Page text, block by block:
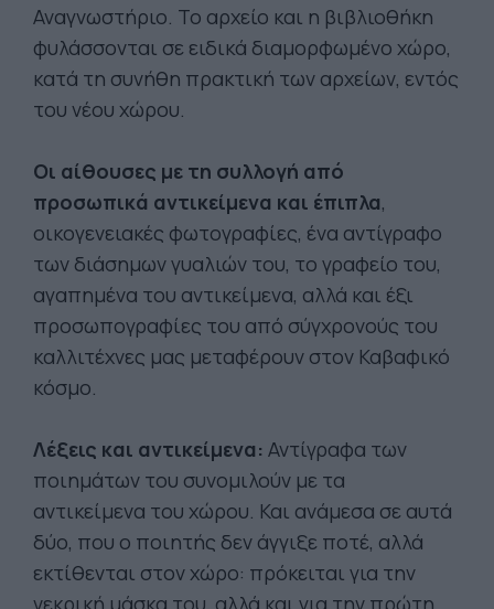
Αναγνωστήριο. Το αρχείο και η βιβλιοθήκη
φυλάσσονται σε ειδικά διαμορφωμένο χώρο,
κατά τη συνήθη πρακτική των αρχείων, εντός
του νέου χώρου.
Οι αίθουσες με τη συλλογή από
προσωπικά αντικείμενα και έπιπλα,
οικογενειακές φωτογραφίες, ένα αντίγραφο
των διάσημων γυαλιών του, το γραφείο του,
αγαπημένα του αντικείμενα, αλλά και έξι
προσωπογραφίες του από σύγχρονούς του
καλλιτέχνες μας μεταφέρουν στον Καβαφικό
κόσμο.
Λέξεις και αντικείμενα: Αντίγραφα των
ποιημάτων του συνομιλούν με τα
αντικείμενα του χώρου. Και ανάμεσα σε αυτά
δύο, που ο ποιητής δεν άγγιξε ποτέ, αλλά
εκτίθενται στον χώρο: πρόκειται για την
νεκρική μάσκα του, αλλά και για την πρώτη